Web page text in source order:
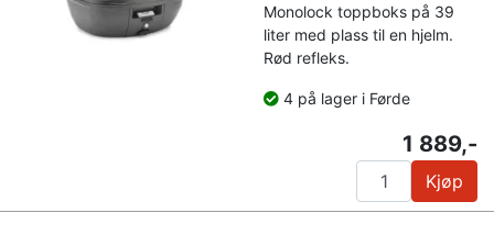
Monolock toppboks på 39
liter med plass til en hjelm.
Rød refleks.
4 på lager i Førde
1 889,-
Kjøp